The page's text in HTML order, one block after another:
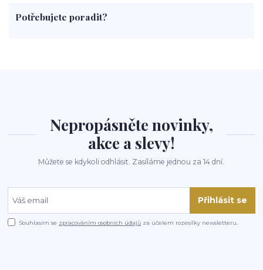
rohlíky
grilování čaj
Potřebujete poradit?
Nepropásněte novinky,
akce a slevy!
Můžete se kdykoli odhlásit. Zasíláme jednou za 14 dní.
Přihlásit se
Souhlasím se zpracováním osobních údajů za účelem rozesílky newsletteru.